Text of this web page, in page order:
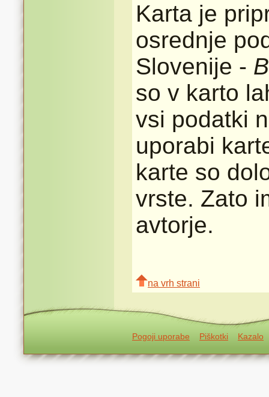
Karta je
osrednje
Slovenije -
so v karto
vsi podatki
uporabi
karte so
vrste. Zato
avtorje.
na vrh strani
Pogoji uporabe Piškotki Kazalo